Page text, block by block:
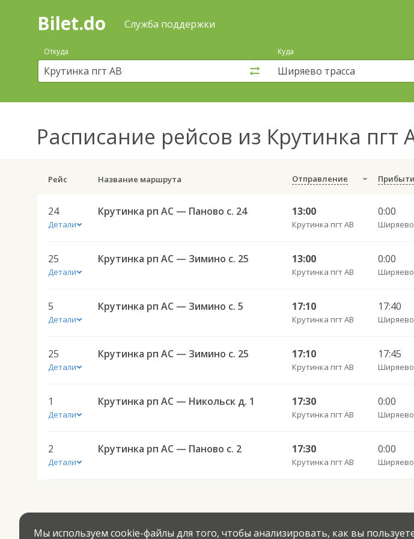
Поиск
покупка
билетов
автобус
онлайн
Bilet.do Служба поддержки
Откуда Куда
Расписание рейсов из Крутинка
Рейс Название маршрута Отправление
24
Детали
Крутинка рп АС — Паново с. 24 13:00
Крутинка пгт АВ
0:00
Ширяево
25
Детали
Крутинка рп АС — Зимино с. 25 13:00
Крутинка пгт АВ
0:00
Ширяево
5
Детали
Крутинка рп АС — Зимино с. 5 17:10
Крутинка пгт АВ
17:40
Ширяево
25
Детали
Крутинка рп АС — Зимино с. 25 17:10
Крутинка пгт АВ
17:45
Ширяево
1
Детали
Крутинка рп АС — Никольск д. 1 17:30
Крутинка пгт АВ
0:00
Ширяево
2
Детали
Крутинка рп АС — Паново с. 2 17:30
Крутинка пгт АВ
0:00
Ширяево
Мы используем cookie-файлы для того, чтобы анализировать, как вы